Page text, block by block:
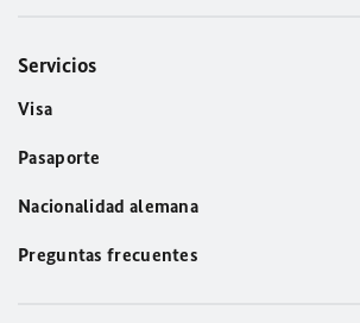
Servicios
Visa
Pasaporte
Nacionalidad alemana
Preguntas frecuentes